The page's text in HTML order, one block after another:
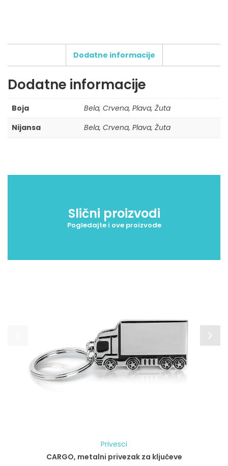
Tip štampe:
Broj pozicija štampe:
Dodatni zahtevi za štampu:
Dodatne informacije
Dodatne informacije
Boja
Bela, Crvena, Plava, Žuta
Nijansa
Bela, Crvena, Plava, Žuta
Slični proizvodi
Pogledajte i ove proizvode
Privesci
CARGO, metalni privezak za ključeve